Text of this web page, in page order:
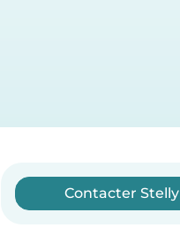
Contacter Stelly